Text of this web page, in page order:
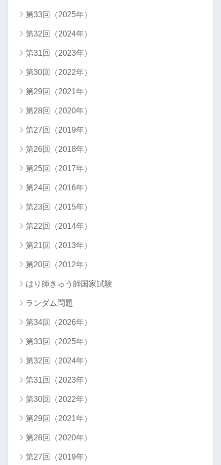
第33回（2025年）
第32回（2024年）
第31回（2023年）
第30回（2022年）
第29回（2021年）
第28回（2020年）
第27回（2019年）
第26回（2018年）
第25回（2017年）
第24回（2016年）
第23回（2015年）
第22回（2014年）
第21回（2013年）
第20回（2012年）
はり師きゅう師国家試験
ランダム問題
第34回（2026年）
第33回（2025年）
第32回（2024年）
第31回（2023年）
第30回（2022年）
第29回（2021年）
第28回（2020年）
第27回（2019年）